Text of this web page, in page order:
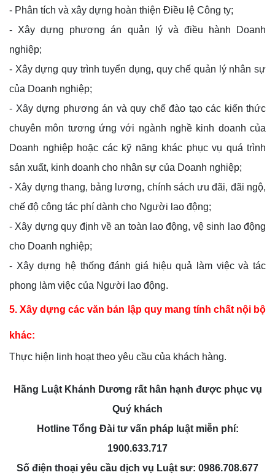
- Phân tích và xây dựng hoàn thiện Điều lệ Công ty;
- Xây dựng phương án quản lý và điều hành Doanh
nghiệp;
- Xây dựng quy trình tuyển dụng, quy chế quản lý nhân sự
của Doanh nghiệp;
- Xây dựng phương án và quy chế đào tạo các kiến thức
chuyên môn tương ứng với ngành nghề kinh doanh của
Doanh nghiệp hoặc các kỹ năng khác phục vụ quá trình
sản xuất, kinh doanh cho nhân sự của Doanh nghiệp;
- Xây dựng thang, bảng lương, chính sách ưu đãi, đãi ngộ,
chế độ công tác phí dành cho Người lao động;
- Xây dựng quy định về an toàn lao động, vệ sinh lao động
cho Doanh nghiệp;
- Xây dựng hệ thống đánh giá hiệu quả làm việc và tác
phong làm việc của Người lao động.
5. Xây dựng các văn bản lập quy mang tính chất nội bộ
khác:
Thực hiện linh hoạt theo yêu cầu của khách hàng.
Hãng Luật Khánh Dương rất hân hạnh được phục vụ
Quý khách
Hotline Tổng Đài tư vấn pháp luật miễn phí:
1900.633.717
Số điện thoại yêu cầu dịch vụ Luật sư: 0986.708.677